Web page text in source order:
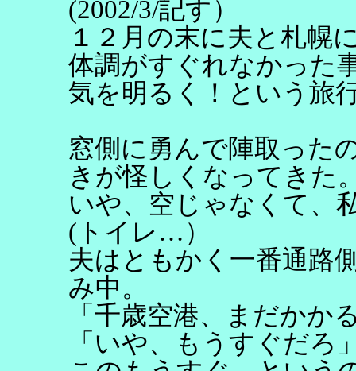
(2002/3/記す）
１２月の末に夫と札幌
体調がすぐれなかった
気を明るく！という旅
窓側に勇んで陣取った
きが怪しくなってきた
いや、空じゃなくて、
(トイレ…）
夫はともかく一番通路
み中。
「千歳空港、まだかか
「いや、もうすぐだろ